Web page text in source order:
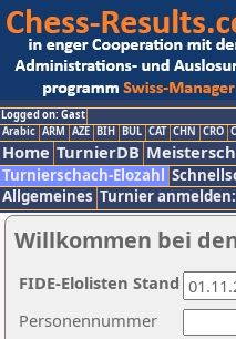
Logged on: Gast
Arabic ARM AZE BIH BUL CAT CHN CRO
Home TurnierDB
Turnierschach-Elozahl
Allgemeines Turnier anmelden:
Willkommen bei
Personennummer
FIDE-Elolisten Stand